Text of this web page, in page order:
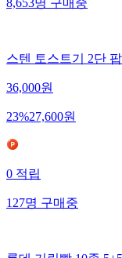
8,653명구매중
스텐 토스트기 2단
36,000원
23%27,600원
0적립
127명구매중